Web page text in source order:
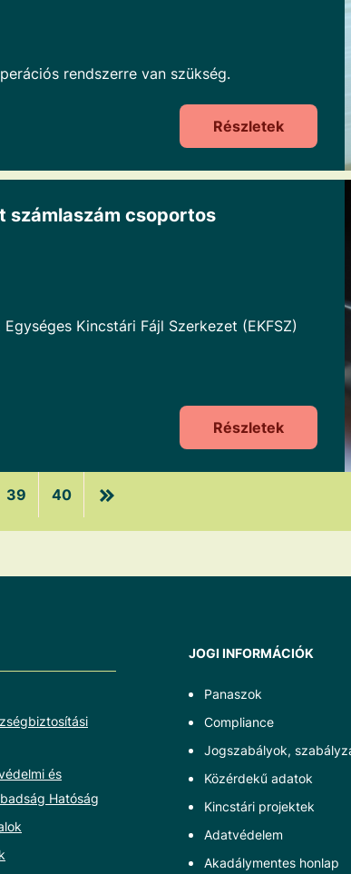
rendszerre van szükség.
Részletek
csoportos
Kincstári Fájl Szerkezet (EKFSZ)
Részletek
39 40
és
Hatóság
JOGI INFORMÁCIÓK
Panaszok
Compliance
Jogszabályok,
Közérdekű adatok
Kincstári projektek
Adatvédelem
Akadálymentes honlap